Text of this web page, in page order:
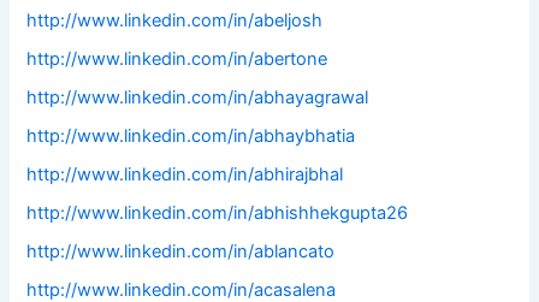
http://www.linkedin.com/in/abeljosh
http://www.linkedin.com/in/abertone
http://www.linkedin.com/in/abhayagrawal
http://www.linkedin.com/in/abhaybhatia
http://www.linkedin.com/in/abhirajbhal
http://www.linkedin.com/in/abhishhekgupta26
http://www.linkedin.com/in/ablancato
http://www.linkedin.com/in/acasalena